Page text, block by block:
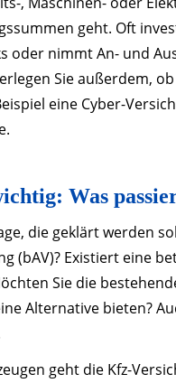
geht. Oft
oder nimmt An- und
Sie außerdem,
eine Cyber-
Was
die geklärt werden
(bAV)? Existiert eine
Sie die
Alternative bieten?
geht die Kfz-